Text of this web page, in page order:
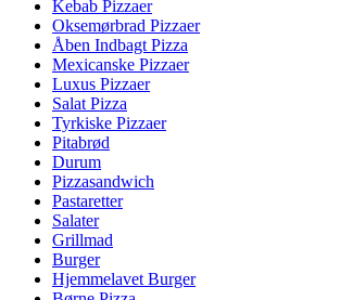
Kebab Pizzaer
Oksemørbrad Pizzaer
Åben Indbagt Pizza
Mexicanske Pizzaer
Luxus Pizzaer
Salat Pizza
Tyrkiske Pizzaer
Pitabrød
Durum
Pizzasandwich
Pastaretter
Salater
Grillmad
Burger
Hjemmelavet Burger